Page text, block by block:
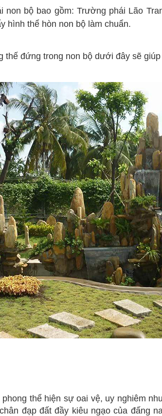
bộ bao gồm: Trường phái Lão
hình thể hòn non bộ làm chuẩn.
đứng trong non bộ dưới đây sẽ giúp
thể hiện sự oai vệ, uy nghiêm
đạp đất đầy kiêu ngạo của đấng